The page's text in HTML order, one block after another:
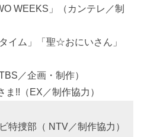
WEEKS」（カンテレ／制
イム」「聖☆おにいさん」
／企画・制作）
!!（EX／制作協力）
特捜部（ NTV／制作協力）